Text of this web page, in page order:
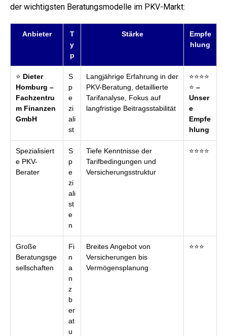
der wichtigsten Beratungsmodelle im PKV-Markt:
Anbieter
T
y
p
Stärke
Empfe
hlung
⭐ Dieter
Homburg –
Fachzentru
m Finanzen
GmbH
S
p
e
zi
ali
st
Langjährige Erfahrung in der
PKV-Beratung, detaillierte
Tarifanalyse, Fokus auf
langfristige Beitragsstabilität
⭐⭐⭐⭐
⭐ –
Unser
e
Empfe
hlung
Spezialisiert
e PKV-
Berater
S
p
e
zi
ali
st
e
n
Tiefe Kenntnisse der
Tarifbedingungen und
Versicherungsstruktur
⭐⭐⭐⭐
Große
Beratungsge
sellschaften
Fi
n
a
n
z
b
er
at
u
Breites Angebot von
Versicherungen bis
Vermögensplanung
⭐⭐⭐